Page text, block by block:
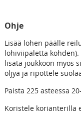
Ohje
Lisää lohen päälle
lohiviipaletta
lisätä joukkoon myös
öljyä ja ripottele
Paista 225 asteessa
Koristele korianterilla